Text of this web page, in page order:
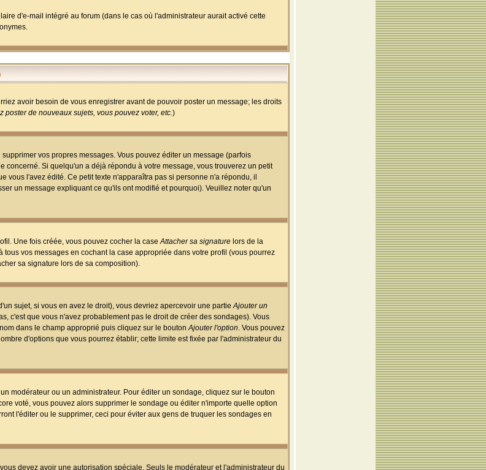
d'e-mail intégré au forum (dans le cas où l'administrateur aurait activé cette
avoir besoin de vous enregistrer avant de pouvoir poster un message; les droits
poster de nouveaux sujets, vous pouvez voter, etc.)
vos propres messages. Vous pouvez éditer un message (parfois
concerné. Si quelqu'un a déjà répondu à votre message, vous trouverez un petit
l'avez édité. Ce petit texte n'apparaîtra pas si personne n'a répondu, il
un message expliquant ce qu'ils ont modifié et pourquoi). Veuillez noter qu'un
Une fois créée, vous pouvez cocher la caseAttacher sa signature lors de la
vos messages en cochant la case appropriée dans votre profil (vous pourrez
sa signature lors de sa composition).
sujet, si vous en avez le droit), vous devriez apercevoir une partieAjouter un
c'est que vous n'avez probablement pas le droit de créer des sondages). Vous
dans le champ approprié puis cliquez sur le boutonAjouter l'option. Vous pouvez
d'options que vous pourrez établir; cette limite est fixée par l'administrateur du
modérateur ou un administrateur. Pour éditer un sondage, cliquez sur le bouton
voté, vous pouvez alors supprimer le sondage ou éditer n'importe quelle option
l'éditer ou le supprimer, ceci pour éviter aux gens de truquer les sondages en
devez avoir une autorisation spéciale. Seuls le modérateur et l'administrateur du